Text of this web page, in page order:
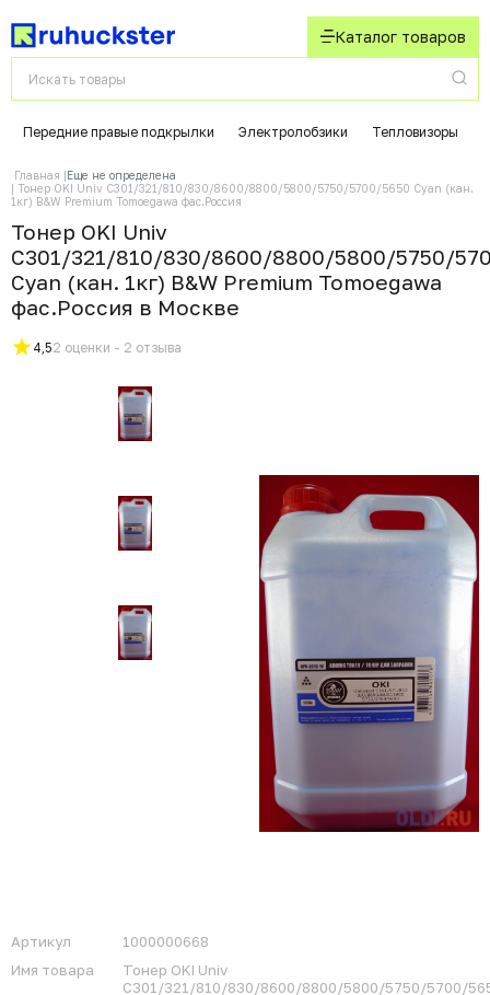
Каталог товаров
Передние правые подкрылки Электролобзики Тепловизоры
Главная
Еще не определена
Тонер OKI Univ C301/321/810/830/8600/8800/5800/5750/5700/5650 Cyan (кан.
1кг) B&W Premium Tomoegawa фас.Россия
Тонер OKI Univ
C301/321/810/830/8600/8800/5800/5750/
Cyan (кан. 1кг) B&W Premium Tomoegawa
фас.Россия в Москвe
4,52 оценки - 2 отзыва
Артикул
1000000668
Имя товара
Тонер OKI Univ
C301/321/810/830/8600/8800/5800/5750/5700/